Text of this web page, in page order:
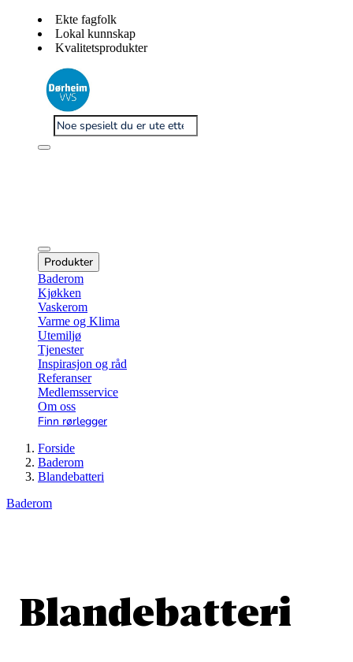
Ekte fagfolk
Lokal kunnskap
Kvalitetsprodukter
Produkter
Baderom
Kjøkken
Vaskerom
Varme og Klima
Utemiljø
Tjenester
Inspirasjon og råd
Referanser
Medlemsservice
Om oss
Finn rørlegger
Forside
Baderom
Blandebatteri
Baderom
Blandebatteri